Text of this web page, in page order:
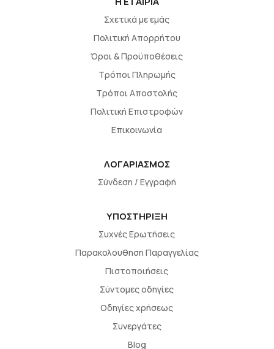
Σχετικά με εμάς
Πολιτική Απορρήτου
Όροι & Προϋποθέσεις
Τρόποι Πληρωμής
Τρόποι Αποστολής
Πολιτική Επιστροφών
Επικοινωνία
ΛΟΓΑΡΙΑΣΜΟΣ
Σύνδεση / Εγγραφή
ΥΠΟΣΤΗΡΙΞΗ
Συχνές Ερωτήσεις
Παρακολουθηση Παραγγελίας
Πιστοποιήσεις
Σύντομες οδηγίες
Οδηγίες χρήσεως
Συνεργάτες
Blog